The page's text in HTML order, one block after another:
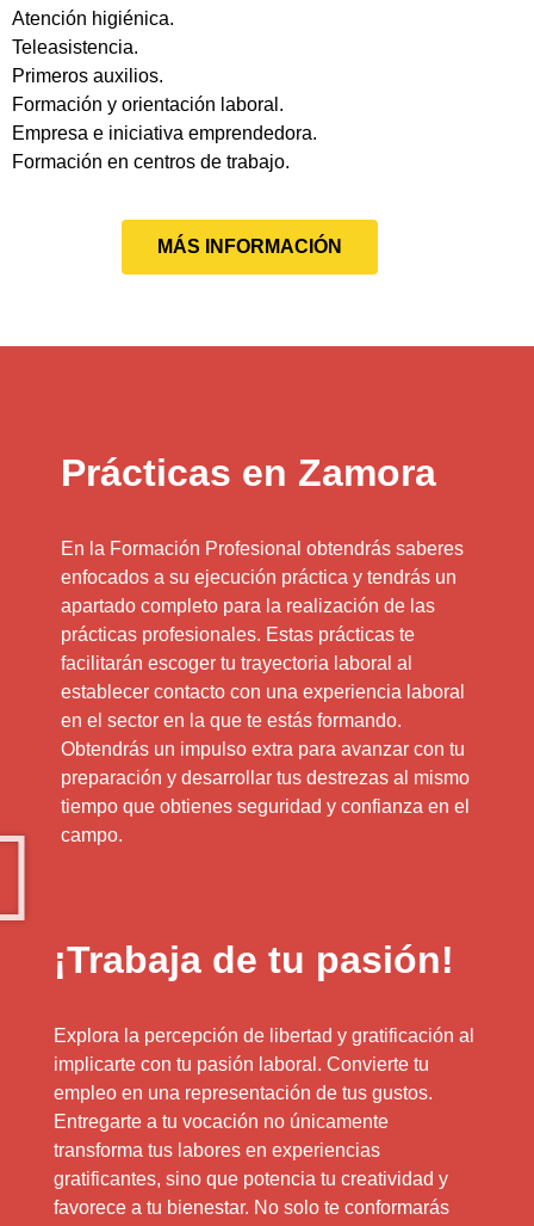
Atención higiénica.
Teleasistencia.
Primeros auxilios.
Formación y orientación laboral.
Empresa e iniciativa emprendedora.
Formación en centros de trabajo.
MÁS INFORMACIÓN
Prácticas en Zamora
En la Formación Profesional obtendrás saberes
enfocados a su ejecución práctica y tendrás un
apartado completo para la realización de las
prácticas profesionales. Estas prácticas te
facilitarán escoger tu trayectoria laboral al
establecer contacto con una experiencia laboral
en el sector en la que te estás formando.
Obtendrás un impulso extra para avanzar con tu
preparación y desarrollar tus destrezas al mismo
tiempo que obtienes seguridad y confianza en el
campo.
¡Trabaja de tu pasión!
Explora la percepción de libertad y gratificación al
implicarte con tu pasión laboral. Convierte tu
empleo en una representación de tus gustos.
Entregarte a tu vocación no únicamente
transforma tus labores en experiencias
gratificantes, sino que potencia tu creatividad y
favorece a tu bienestar. No solo te conformarás